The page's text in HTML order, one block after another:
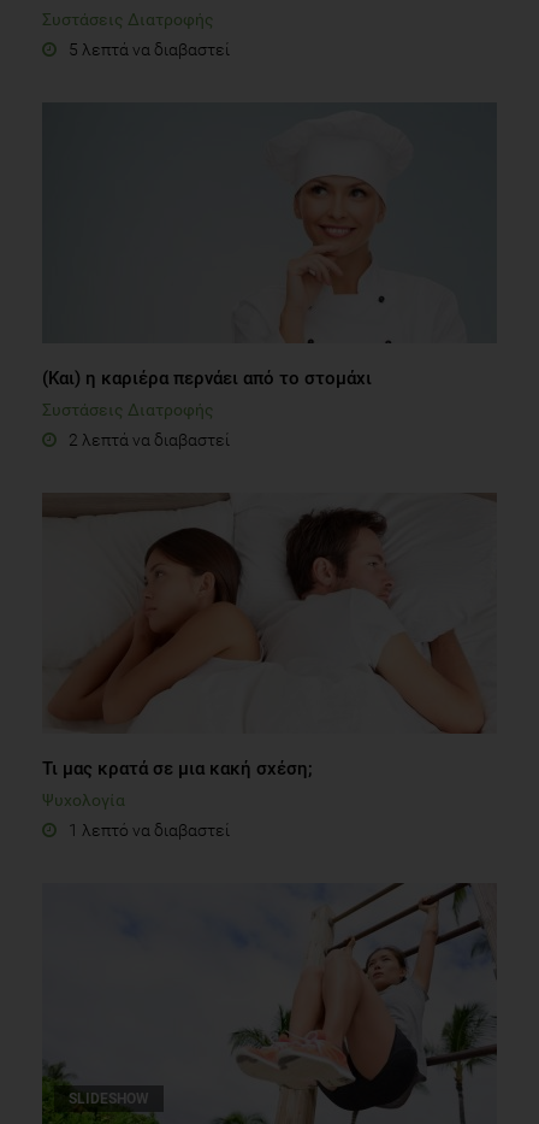
Συστάσεις Διατροφής
5 λεπτά να διαβαστεί
(Και) η καριέρα περνάει από το στομάχι
Συστάσεις Διατροφής
2 λεπτά να διαβαστεί
Τι μας κρατά σε μια κακή σχέση;
Ψυχολογία
1 λεπτό να διαβαστεί
SLIDESHOW